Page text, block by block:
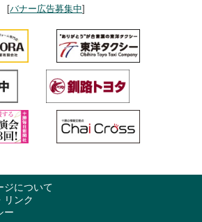
[バナー広告募集中]
ジについて
リンク
ー